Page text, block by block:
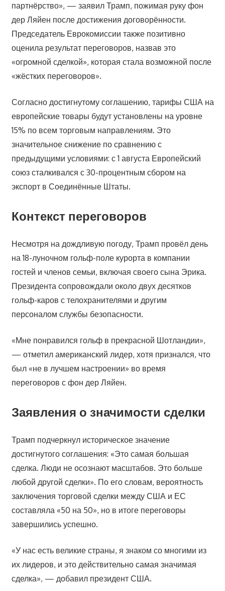
партнёрство», — заявил Трамп, пожимая руку фон
дер Ляйен после достижения договорённости.
Председатель Еврокомиссии также позитивно
оценила результат переговоров, назвав это
«огромной сделкой», которая стала возможной после
«жёстких переговоров».
Согласно достигнутому соглашению, тарифы США на
европейские товары будут установлены на уровне
15% по всем торговым направлениям. Это
значительное снижение по сравнению с
предыдущими условиями: с 1 августа Европейский
союз сталкивался с 30-процентным сбором на
экспорт в Соединённые Штаты.
Контекст переговоров
Несмотря на дождливую погоду, Трамп провёл день
на 18-луночном гольф-поле курорта в компании
гостей и членов семьи, включая своего сына Эрика.
Президента сопровождали около двух десятков
гольф-каров с телохранителями и другим
персоналом службы безопасности.
«Мне понравился гольф в прекрасной Шотландии»,
— отметил американский лидер, хотя признался, что
был «не в лучшем настроении» во время
переговоров с фон дер Ляйен.
Заявления о значимости сделки
Трамп подчеркнул историческое значение
достигнутого соглашения: «Это самая большая
сделка. Люди не осознают масштабов. Это больше
любой другой сделки». По его словам, вероятность
заключения торговой сделки между США и ЕС
составляла «50 на 50», но в итоге переговоры
завершились успешно.
«У нас есть великие страны, я знаком со многими из
их лидеров, и это действительно самая значимая
сделка», — добавил президент США.